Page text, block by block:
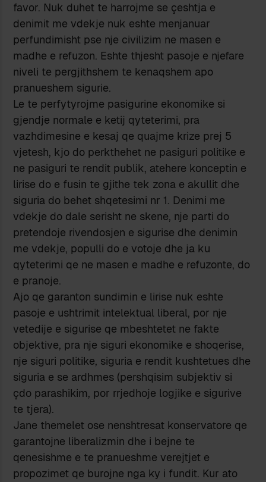
favor. Nuk duhet te harrojme se çeshtja e
denimit me vdekje nuk eshte menjanuar
perfundimisht pse nje civilizim ne masen e
madhe e refuzon. Eshte thjesht pasoje e njefare
niveli te pergjithshem te kenaqshem apo
pranueshem sigurie.
Le te perfytyrojme pasigurine ekonomike si
gjendje normale e ketij qyteterimi, pra
vazhdimesine e kesaj qe quajme krize prej 5
vjetesh, kjo do perkthehet ne pasiguri politike e
ne pasiguri te rendit publik, atehere konceptin e
lirise do e fusin te gjithe tek zona e akullit dhe
siguria do behet shqetesimi nr 1. Denimi me
vdekje do dale serisht ne skene, nje parti do
pretendoje rivendosjen e sigurise dhe denimin
me vdekje, populli do e votoje dhe ja ku
qyteterimi qe ne masen e madhe e refuzonte, do
e pranoje.
Ajo qe garanton sundimin e lirise nuk eshte
pasoje e ushtrimit intelektual liberal, por nje
vetedije e sigurise qe mbeshtetet ne fakte
objektive, pra nje siguri ekonomike e shoqerise,
nje siguri politike, siguria e rendit kushtetues dhe
siguria e se ardhmes (pershqisim subjektiv si
çdo parashikim, por rrjedhoje logjike e sigurive
te tjera).
Jane themelet ose nenshtresat konservatore qe
garantojne liberalizmin dhe i bejne te
qenesishme e te pranueshme verejtjet e
propozimet qe burojne nga ky i fundit. Kur ato